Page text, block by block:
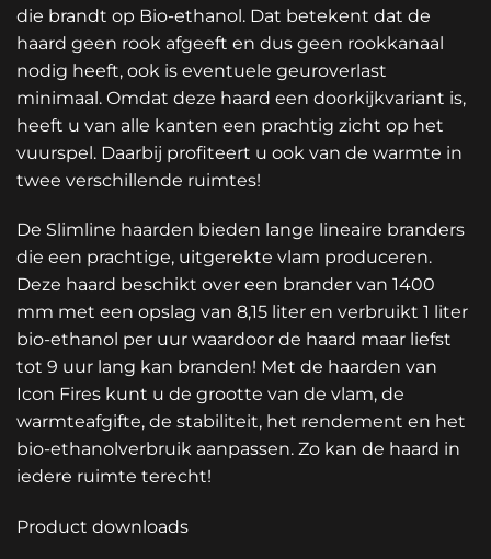
die brandt op Bio-ethanol. Dat betekent dat de
haard geen rook afgeeft en dus geen rookkanaal
nodig heeft, ook is eventuele geuroverlast
minimaal. Omdat deze haard een doorkijkvariant is,
heeft u van alle kanten een prachtig zicht op het
vuurspel. Daarbij profiteert u ook van de warmte in
twee verschillende ruimtes!
De Slimline haarden bieden lange lineaire branders
die een prachtige, uitgerekte vlam produceren.
Deze haard beschikt over een brander van 1400
mm met een opslag van 8,15 liter en verbruikt 1 liter
bio-ethanol per uur waardoor de haard maar liefst
tot 9 uur lang kan branden! Met de haarden van
Icon Fires kunt u de grootte van de vlam, de
warmteafgifte, de stabiliteit, het rendement en het
bio-ethanolverbruik aanpassen. Zo kan de haard in
iedere ruimte terecht!
Product downloads